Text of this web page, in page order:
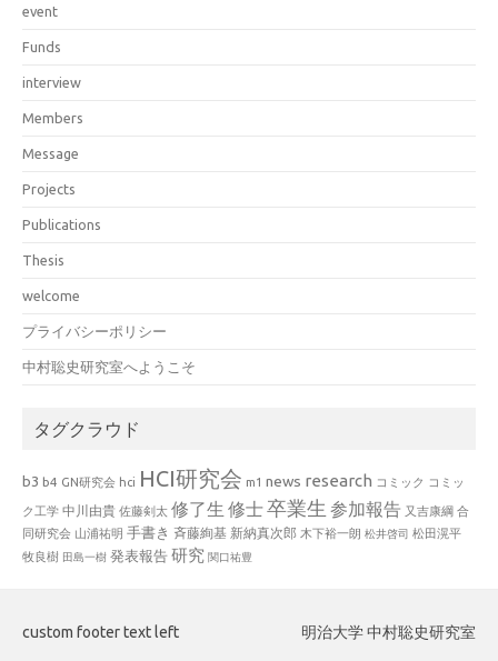
event
Funds
interview
Members
Message
Projects
Publications
Thesis
welcome
プライバシーポリシー
中村聡史研究室へようこそ
タグクラウド
b3 b4 GN研究会 hci HCI研究会 m1 news research コミック コミッ
ク工学 中川由貴 佐藤剣太 修了生 修士卒業生 参加報告 又吉康綱 合
同研究会 山浦祐明 手書き 斉藤絢基 新納真次郎 木下裕一朗 松井啓司 松田滉平
牧良樹 田島一樹 発表報告 研究 関口祐豊
custom footer text left 明治大学 中村聡史研究室